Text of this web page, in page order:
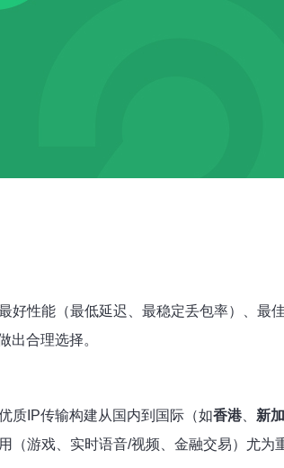
好性能（最低延迟、最稳定丢包率）、最
出合理选择。
质IP传输构建从国内到国际（如香港、 新
游戏、实时语音/视频、金融交易）尤为